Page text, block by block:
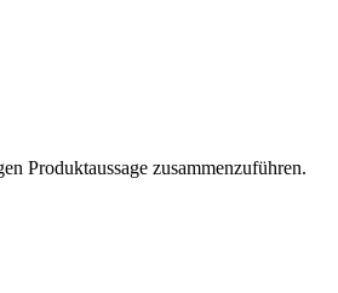
Produktaussage zusammenzuführen.